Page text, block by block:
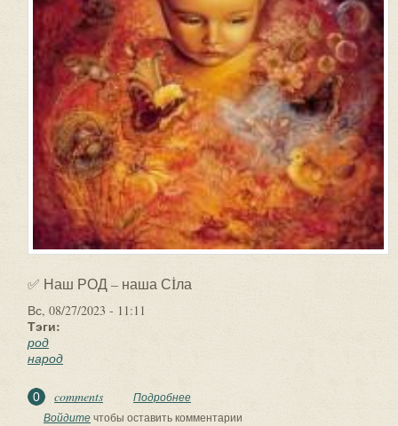
✅ Наш РОД – наша Сİла
Вс, 08/27/2023 - 11:11
Тэги:
род
народ
0 comments Подробнее
почему наш наРОД вышел
Войдитечтобы оставить комментарии